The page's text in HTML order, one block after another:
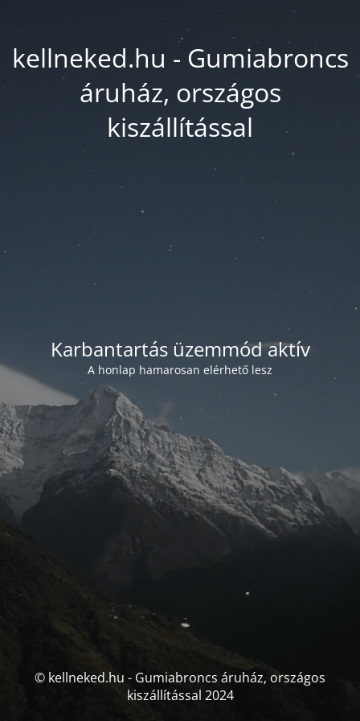
kellneked.hu - Gumiabroncs
áruház, országos
kiszállítással
Karbantartás üzemmód aktív
A honlap hamarosan elérhető lesz
© kellneked.hu - Gumiabroncs áruház, országos
kiszállítással 2024